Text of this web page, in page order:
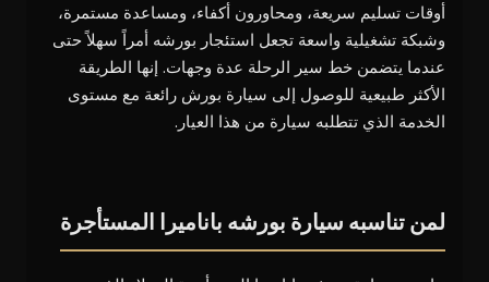
أوقات تسليم سريعة، ومحاورون أكفاء، ومساعدة مستمرة،
وشبكة تشغيلية واسعة تجعل استئجار بورشه أمراً سهلاً حتى
عندما يتضمن خط سير الرحلة عدة وجهات. إنها الطريقة
الأكثر طبيعية للوصول إلى سيارة بورش رائعة مع مستوى
الخدمة الذي تتطلبه سيارة من هذا العيار.
لمن تناسبه سيارة بورشه باناميرا المستأجرة